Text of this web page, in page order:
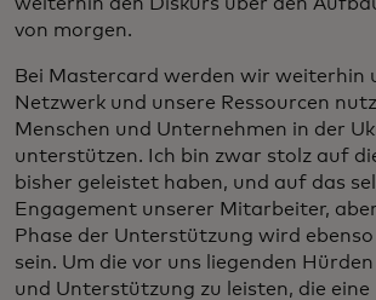
von morgen.
Bei Mastercard werden wir weiterhin
Netzwerk und unsere Ressourcen
Menschen und Unternehmen in der
unterstützen. Ich bin zwar stolz auf
bisher geleistet haben, und auf das
Engagement unserer Mitarbeiter,
Phase der Unterstützung wird
sein. Um die vor uns liegenden
und Unterstützung zu leisten, die eine